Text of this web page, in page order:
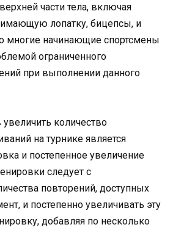
части тела, включая
лопатку, бицепсы, и
многие начинающие спортсмены
ограниченного
при выполнении данного
количество
на турнике является
и постепенное увеличение
следует с
повторений, доступных
и постепенно увеличивать эту
добавляя по несколько